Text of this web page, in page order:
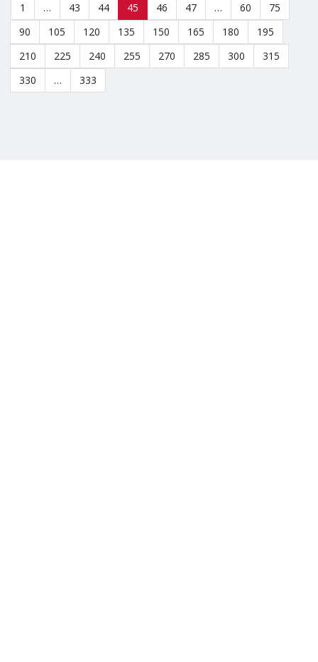
1 … 43 44 45 46 47 … 60
75
90
105 120 135 150 165 180
195
210
225 240 255 270 285 300
315
330
… 333